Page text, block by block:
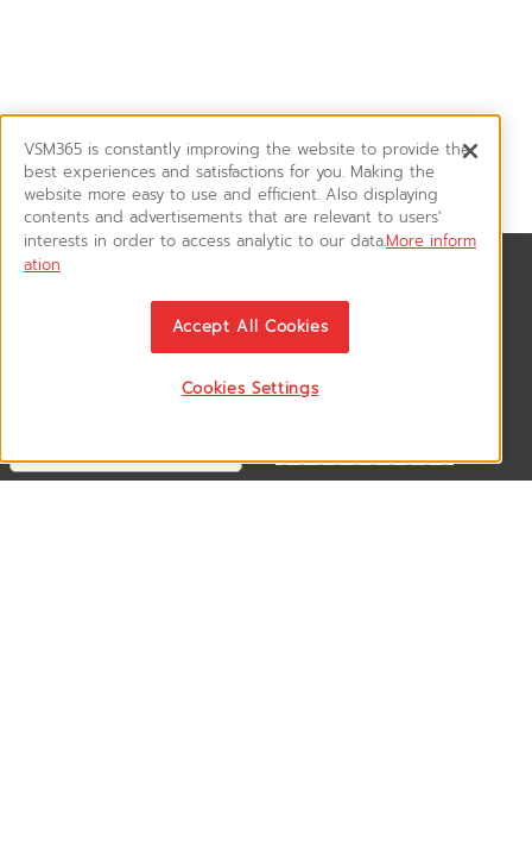
สมัครรับข่าวสาร
ติดตามอัพเดทข่าวสาร, โปรโมชั่น, สินค้าราคาพิเศษ ได้ก่อนใคร
VSM365 is constantly improving the website to provide the
best experiences and satisfactions for you. Making the
website more easy to use and efficient. Also displaying
contents and advertisements that are relevant to users'
interests in order to access analytic to our data.More inform
ation
Accept All Cookies
Cookies Settings